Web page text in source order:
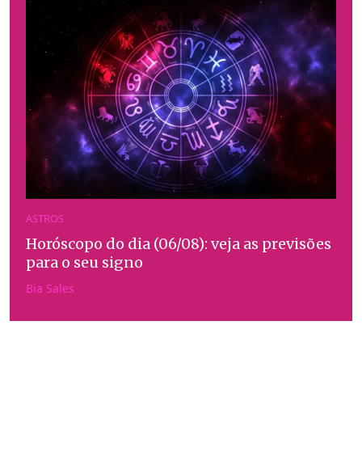
ASTROS
Horóscopo do dia (06/08): veja as previsões
para o seu signo
Bia Sales